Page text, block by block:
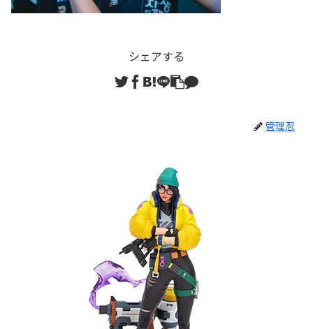
シェアする
管理忍